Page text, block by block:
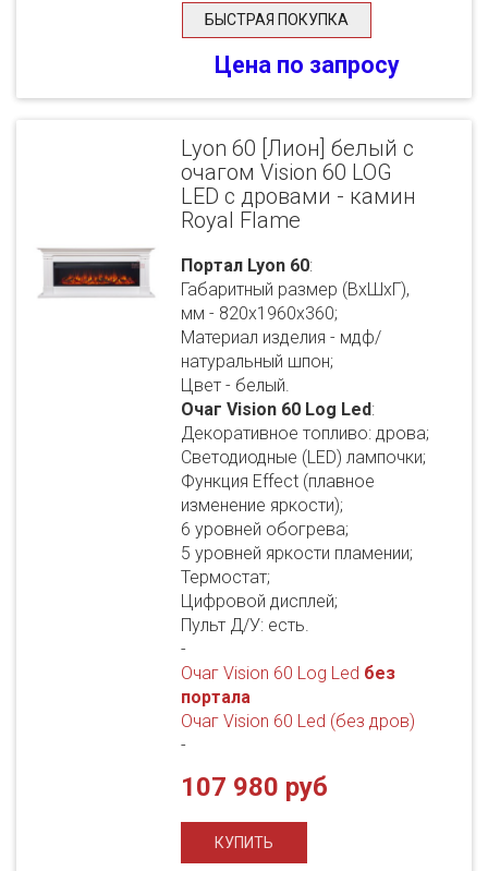
БЫСТРАЯ ПОКУПКА
Цена по запросу
Lyon 60 [Лион] белый с
очагом Vision 60 LOG
LED с дровами - камин
Royal Flame
Портал Lyon 60:
Габаритный размер (ВхШхГ),
мм - 820х1960х360;
Материал изделия - мдф/
натуральный шпон;
Цвет - белый.
Очаг Vision 60 Log Led:
Декоративное топливо: дрова;
Светодиодные (LED) лампочки;
Функция Effect (плавное
изменение яркости);
6 уровней обогрева;
5 уровней яркости пламении;
Термостат;
Цифровой дисплей;
Пульт Д/У: есть.
-
Очаг Vision 60 Log Led без
портала
Очаг Vision 60 Led (без дров)
-
107 980 руб